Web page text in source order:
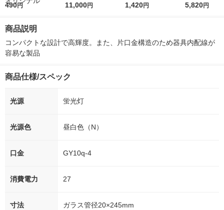
r（ロハコウォータ
シ） オリジナル
490円
5ｇ 資生堂 おまけ
11,000円
レス 500ml 1箱（24
1,420円
詰め替え メガ
5,820円
商品説明
コンパクトな設計で高輝度。また、片口金構造のため器具内配線が
容易な製品
商品仕様/スペック
光源 蛍光灯
光源色 昼白色（N）
口金 GY10q-4
消費電力 27
寸法 ガラス管径20×245mm